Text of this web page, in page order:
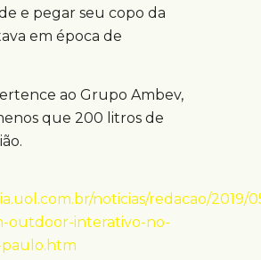
e pegar seu copo da
em época de
ao Grupo Ambev,
que 200 litros de
noticias/redacao/2019/
outdoor-interativo-no-